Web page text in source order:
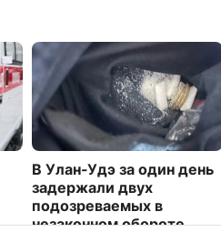
В Улан-Удэ за один день
задержали двух
подозреваемых в
незаконном обороте